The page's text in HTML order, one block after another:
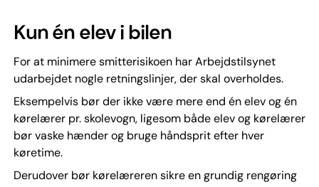
Kun én elev i bilen
For at minimere smitterisikoen har Arbejdstilsynet
udarbejdet nogle retningslinjer, der skal overholdes.
Eksempelvis bør der ikke være mere end én elev og én
kørelærer pr. skolevogn, ligesom både elev og kørelærer
bør vaske hænder og bruge håndsprit efter hver
køretime.
Derudover bør kørelæreren sikre en grundig rengøring